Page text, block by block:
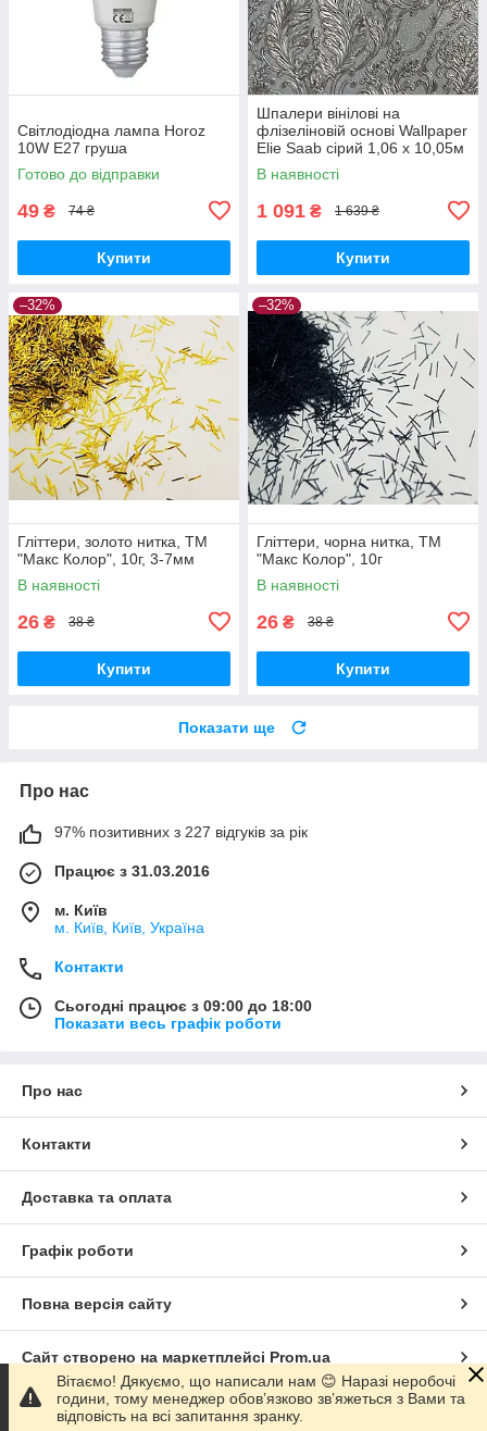
Світлодіодна лампа Horoz
10W E27 груша
Готово до відправки
49 ₴ 74 ₴
Купити
Шпалери вінілові на
флізеліновій основі Wallpaper
Elie Saab сірий 1,06 х 10,05м
(Z64819)
В наявності
1 091 ₴ 1 639 ₴
Купити
–32%
Гліттери, золото нитка, ТМ
"Макс Колор", 10г, 3-7мм
В наявності
26 ₴ 38 ₴
Купити
–32%
Гліттери, чорна нитка, ТМ
"Макс Колор", 10г
В наявності
26 ₴ 38 ₴
Купити
Показати ще
Про нас
97% позитивних з 227 відгуків за рік
Працює з 31.03.2016
м. Київ
м. Київ, Київ, Україна
Контакти
Сьогодні працює з 09:00 до 18:00
Показати весь графік роботи
Про нас
Контакти
Доставка та оплата
Графік роботи
Повна версія сайту
Сайт створено на маркетплейсі Prom.ua
Політика конфіденційності
Вітаємо! Дякуємо, що написали нам 😊 Наразі неробочі
години, тому менеджер обов’язково зв’яжеться з Вами та
відповість на всі запитання зранку.